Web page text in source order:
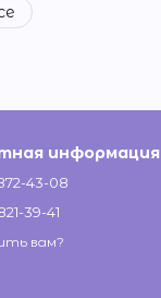
информация
43-08
39-41
вам?